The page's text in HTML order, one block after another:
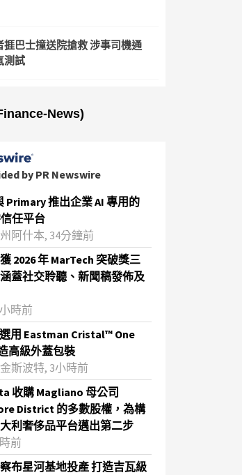
捱巴士撞送院搶救 涉事司機通
測試
News)
by PR Newswire
Primary 推出企業 AI 專用的
任平台
阿什本, 34分鐘前
2026 年 MarTech 突破獎三
蓋社交聆聽、新聞稿發佈及
時前
選用 Eastman Cristal™ One
高級外蓋包裝
斯波特, 3小時前
收購 Magliano 母公司
District 的多數股權，為構
利奢侈品平台邁出第二步
前
布星河基地投產 打造吉瓦級